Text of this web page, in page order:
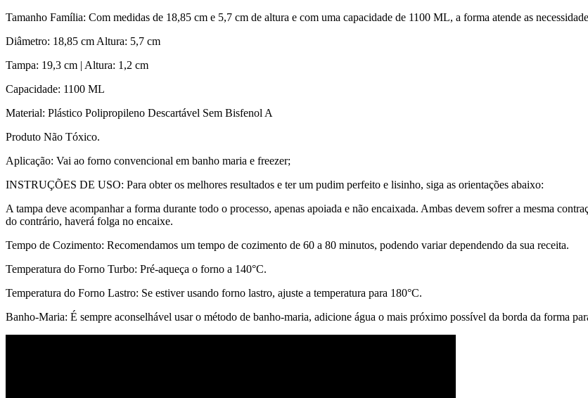
Tamanho Família: Com medidas de 18,85 cm e 5,7 cm de altura e com uma capacidade de 1100 ML, a forma atende as
Diâmetro: 18,85 cm Altura: 5,7 cm
Tampa: 19,3 cm | Altura: 1,2 cm
Capacidade: 1100 ML
Material: Plástico Polipropileno Descartável Sem Bisfenol A
Produto Não Tóxico.
Aplicação: Vai ao forno convencional em banho maria e freezer;
INSTRUÇÕES DE USO: Para obter os melhores resultados e ter um pudim perfeito e lisinho, siga as orientações abaixo:
A tampa deve acompanhar a forma durante todo o processo, apenas apoiada e não encaixada. Ambas devem sofrer a mesma
do contrário, haverá folga no encaixe.
Tempo de Cozimento: Recomendamos um tempo de cozimento de 60 a 80 minutos, podendo variar dependendo da sua receita.
Temperatura do Forno Turbo: Pré-aqueça o forno a 140°C.
Temperatura do Forno Lastro: Se estiver usando forno lastro, ajuste a temperatura para 180°C.
Banho-Maria: É sempre aconselhável usar o método de banho-maria, adicione água o mais próximo possível da borda da forma